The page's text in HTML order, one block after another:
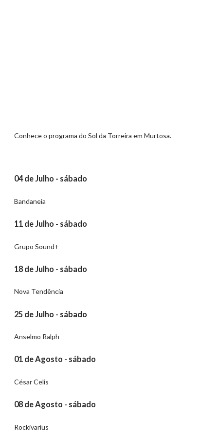
Conhece o programa do Sol da Torreira em Murtosa.
04 de Julho - sábado
Bandaneia
11 de Julho - sábado
Grupo Sound+
18 de Julho - sábado
Nova Tendência
25 de Julho - sábado
Anselmo Ralph
01 de Agosto - sábado
César Celis
08 de Agosto - sábado
Rockivarius